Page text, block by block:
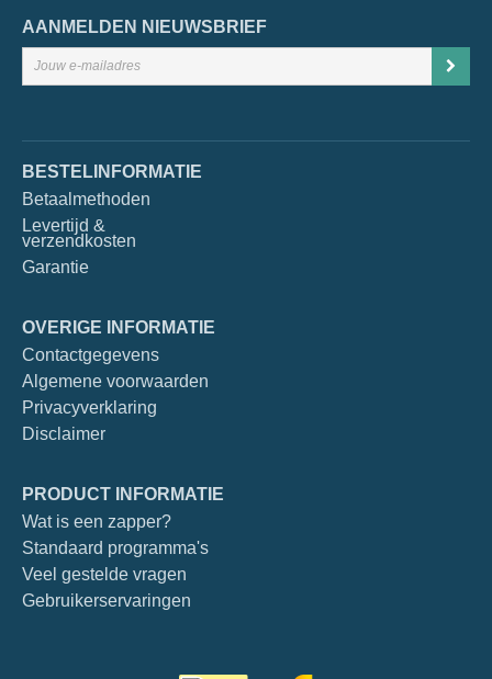
AANMELDEN NIEUWSBRIEF
BESTELINFORMATIE
Betaalmethoden
Levertijd &
verzendkosten
Garantie
OVERIGE INFORMATIE
Contactgegevens
Algemene voorwaarden
Privacyverklaring
Disclaimer
PRODUCT INFORMATIE
Wat is een zapper?
Standaard programma's
Veel gestelde vragen
Gebruikerservaringen